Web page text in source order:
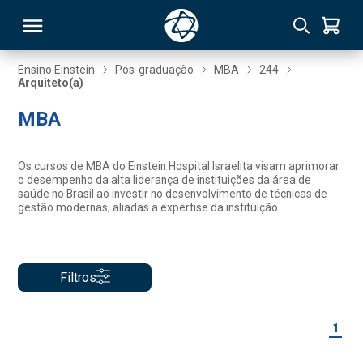
Ensino Einstein Pós-graduação MBA
244
Arquiteto(a)
MBA
Os cursos de MBA do Einstein Hospital Israelita visam aprimorar
o desempenho da alta liderança de instituições da área de
saúde no Brasil ao investir no desenvolvimento de técnicas de
gestão modernas, aliadas a expertise da instituição.
Filtros
1